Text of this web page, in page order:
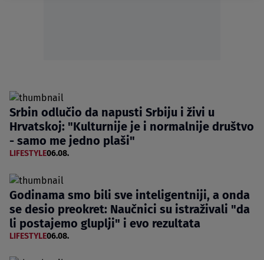
Srbin odlučio da napusti Srbiju i živi u
Hrvatskoj: "Kulturnije je i normalnije društvo
- samo me jedno plaši"
LIFESTYLE06.08.
Godinama smo bili sve inteligentniji, a onda
se desio preokret: Naučnici su istraživali "da
li postajemo gluplji" i evo rezultata
LIFESTYLE06.08.